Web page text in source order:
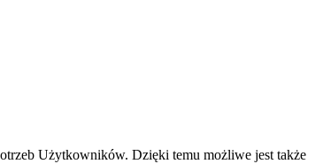
Użytkowników. Dzięki temu możliwe jest także